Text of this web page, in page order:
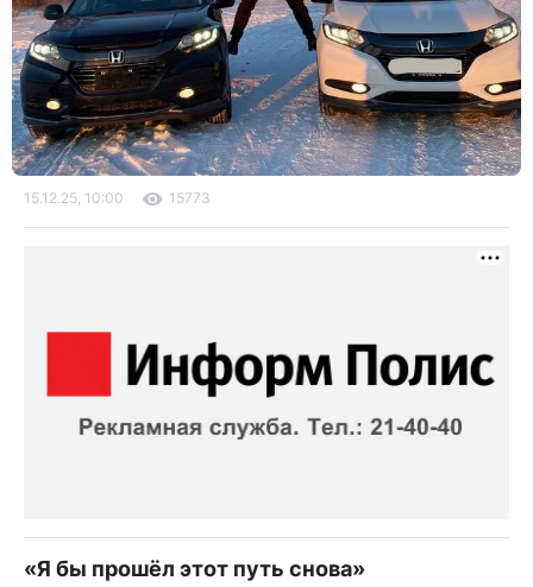
15.12.25, 10:00 15773
«Я бы прошёл этот путь снова»